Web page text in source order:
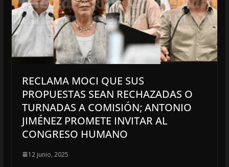
RECLAMA MOCI QUE SUS
PROPUESTAS SEAN RECHAZADAS O
TURNADAS A COMISIÓN; ANTONIO
JIMÉNEZ PROMETE INVITAR AL
CONGRESO HUMANO
12 junio, 2025